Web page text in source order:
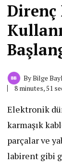
Direnç
ByBilge
8 minutes, 51
Elektronik
karmaşık
parçalar ve
labirent gibi